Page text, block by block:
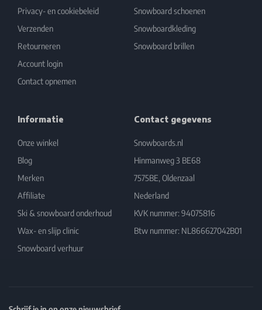
Privacy- en cookiebeleid
Verzenden
Retourneren
Account login
Contact opnemen
Snowboard schoenen
Snowboardkleding
Snowboard brillen
Informatie
Onze winkel
Blog
Merken
Affiliate
Ski & snowboard onderhoud
Wax- en slijp clinic
Snowboard verhuur
Contact gegevens
Snowboards.nl
Hinmanweg 3 BE68
7575BE, Oldenzaal
Nederland
KVK nummer: 94075816
Btw nummer: NL866627042B01